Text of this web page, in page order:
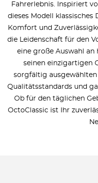
Fahrerlebnis. Inspiriert
dieses Modell
Komfort und
die Leidenschaft für den
eine große Auswahl
seinen einzigartigen
sorgfältig
Qualitätsstandards und
Ob für den täglichen
OctoClassic ist Ihr